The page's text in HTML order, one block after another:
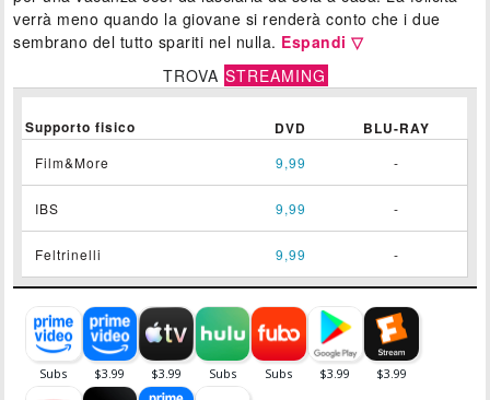
verrà meno quando la giovane si renderà conto che i due
sembrano del tutto spariti nel nulla. Espandi ▽
TROVA STREAMING
Supporto fisico DVD BLU-RAY
Film&More 9,99 -
IBS 9,99 -
Feltrinelli 9,99 -